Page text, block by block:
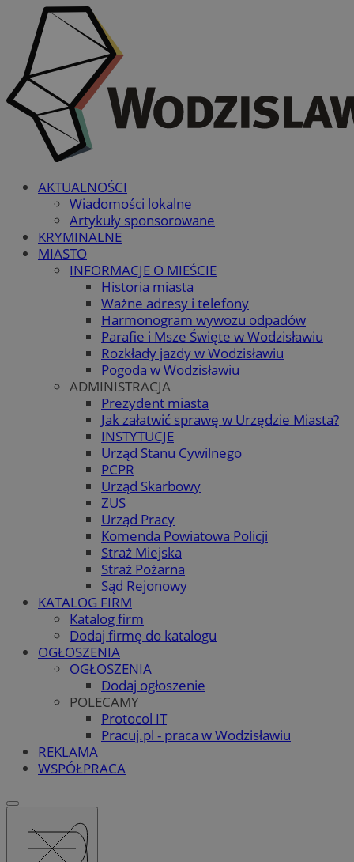
AKTUALNOŚCI
Wiadomości lokalne
Artykuły sponsorowane
KRYMINALNE
MIASTO
INFORMACJE O MIEŚCIE
Historia miasta
Ważne adresy i telefony
Harmonogram wywozu odpadów
Parafie i Msze Święte w Wodzisławiu
Rozkłady jazdy w Wodzisławiu
Pogoda w Wodzisławiu
ADMINISTRACJA
Prezydent miasta
Jak załatwić sprawę w Urzędzie Miasta?
INSTYTUCJE
Urząd Stanu Cywilnego
PCPR
Urząd Skarbowy
ZUS
Urząd Pracy
Komenda Powiatowa Policji
Straż Miejska
Straż Pożarna
Sąd Rejonowy
KATALOG FIRM
Katalog firm
Dodaj firmę do katalogu
OGŁOSZENIA
OGŁOSZENIA
Dodaj ogłoszenie
POLECAMY
Protocol IT
Pracuj.pl - praca w Wodzisławiu
REKLAMA
WSPÓŁPRACA